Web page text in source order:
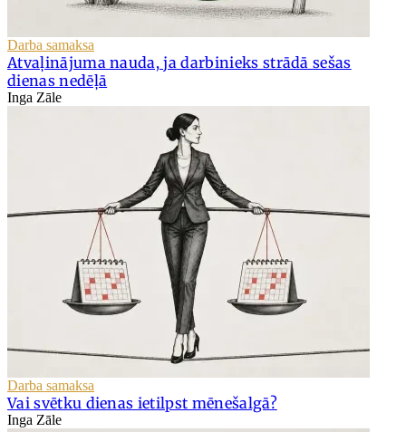
Darba samaksa
Atvaļinājuma nauda, ja darbinieks strādā sešas
dienas nedēļā
Inga Zāle
Darba samaksa
Vai svētku dienas ietilpst mēnešalgā?
Inga Zāle